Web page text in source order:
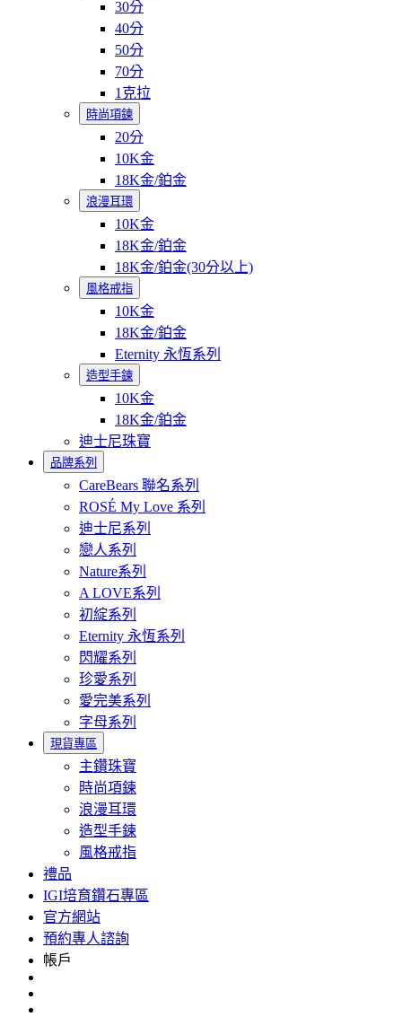
30分
40分
50分
70分
1克拉
時尚項鍊
20分
10K金
18K金/鉑金
浪漫耳環
10K金
18K金/鉑金
18K金/鉑金(30分以上)
風格戒指
10K金
18K金/鉑金
Eternity 永恆系列
造型手鍊
10K金
18K金/鉑金
迪士尼珠寶
品牌系列
CareBears 聯名系列
ROSÉ My Love 系列
迪士尼系列
戀人系列
Nature系列
A LOVE系列
初綻系列
Eternity 永恆系列
閃耀系列
珍愛系列
愛完美系列
字母系列
現貨專區
主鑽珠寶
時尚項鍊
浪漫耳環
造型手鍊
風格戒指
禮品
IGI培育鑽石專區
官方網站
預約專人諮詢
帳戶